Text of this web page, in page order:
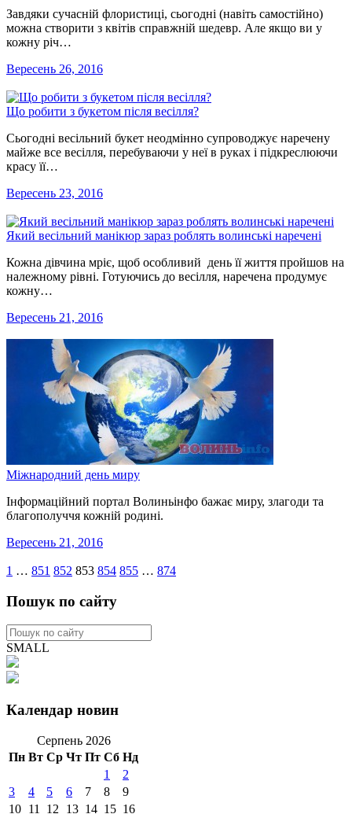
Завдяки сучасній флористиці, сьогодні (навіть самостійно)
можна створити з квітів справжній шедевр. Але якщо ви у
кожну річ…
Вересень 26, 2016
Що робити з букетом після весілля?
Сьогодні весільний букет неодмінно супроводжує наречену
майже все весілля, перебуваючи у неї в руках і підкреслюючи
красу її…
Вересень 23, 2016
Який весільний манікюр зараз роблять волинські наречені
Кожна дівчина мріє, щоб особливий день її життя пройшов на
належному рівні. Готуючись до весілля, наречена продумує
кожну…
Вересень 21, 2016
Міжнародний день миру
Інформаційний портал Волиньінфо бажає миру, злагоди та
благополуччя кожній родині.
Вересень 21, 2016
1 … 851 852 853 854 855 … 874
Пошук по сайту
SMALL
Календар новин
Серпень 2026
Пн Вт Ср Чт Пт Сб Нд
1
2
3
4 5 6 7 8
9
10 11 12 13 14 15 16